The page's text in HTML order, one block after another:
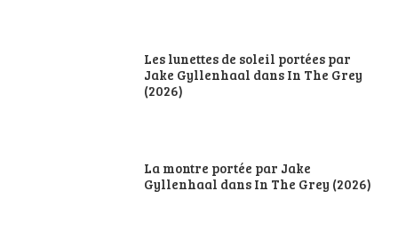
Les lunettes de soleil portées par
Jake Gyllenhaal dans In The Grey
(2026)
La montre portée par Jake
Gyllenhaal dans In The Grey (2026)